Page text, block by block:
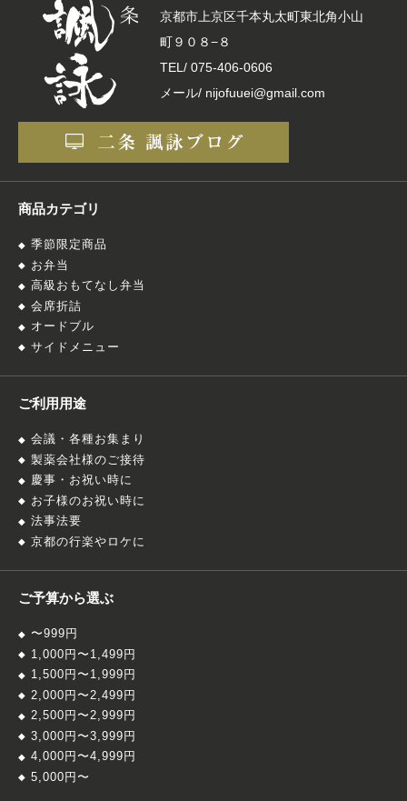
京都市上京区千本丸太町東北角小山
町９０８−８
TEL/ 075-406-0606
メール/ nijofuuei@gmail.com
商品カテゴリ
季節限定商品
お弁当
高級おもてなし弁当
会席折詰
オードブル
サイドメニュー
ご利用用途
会議・各種お集まり
製薬会社様のご接待
慶事・お祝い時に
お子様のお祝い時に
法事法要
京都の行楽やロケに
ご予算から選ぶ
〜999円
1,000円〜1,499円
1,500円〜1,999円
2,000円〜2,499円
2,500円〜2,999円
3,000円〜3,999円
4,000円〜4,999円
5,000円〜